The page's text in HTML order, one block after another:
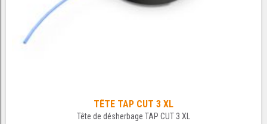
TÊTE TAP CUT 3 XL
Tête de désherbage TAP CUT 3 XL